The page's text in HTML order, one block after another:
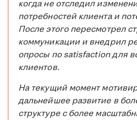
когда не отследил
потребностей клиента и
После этого пересмотрел
коммуникации и внедрил
опросы по satisfaction для
клиентов.
На текущий момент
дальнейшее развитие в
структуре с более